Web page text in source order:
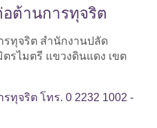
ต้านการทุจริต
ทุจริต สำนักงานปลัด
รไมตรี แขวงดินแดง เขต
ทุจริต โทร. 0 2232 1002 -